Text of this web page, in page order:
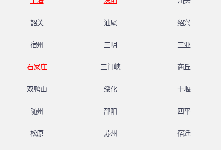
韶关 汕尾 绍兴
宿州 三明 三亚
石家庄 三门峡 商丘
双鸭山 绥化 十堰
随州 邵阳 四平
松原 苏州 宿迁